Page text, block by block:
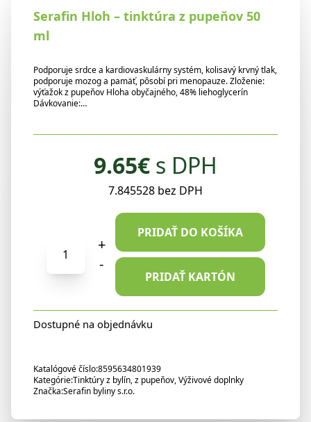
Serafin Hloh – tinktúra z pupeňov 50
ml
Podporuje srdce a kardiovaskulárny systém, kolisavý krvný tlak,
podporuje mozog a pamäť, pôsobí pri menopauze. Zloženie:
výťažok z pupeňov Hloha obyčajného, 48% liehoglycerín
Dávkovanie:…
9.65€ s DPH
7.845528 bez DPH
Serafin
Hloh
tinktúra
z
ml
+
-
PRIDAŤ DO KOŠÍKA
PRIDAŤ KARTÓN
Dostupné na objednávku
Katalógové číslo:8595634801939
Kategórie:Tinktúry z bylín, z pupeňov,Výživové doplnky
Značka:Serafin byliny s.r.o.